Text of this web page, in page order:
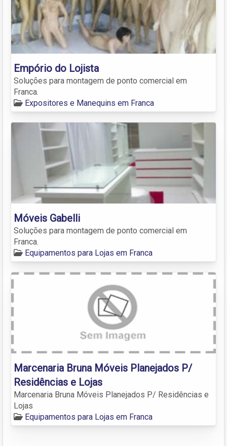
Empório do Lojista
Soluções para montagem de ponto comercial em
Franca.
Expositores e Manequins em Franca
Móveis Gabelli
Soluções para montagem de ponto comercial em
Franca.
Equipamentos para Lojas em Franca
Marcenaria Bruna Móveis Planejados P/
Residências e Lojas
Marcenaria Bruna Móveis Planejados P/ Residências e
Lojas
Equipamentos para Lojas em Franca